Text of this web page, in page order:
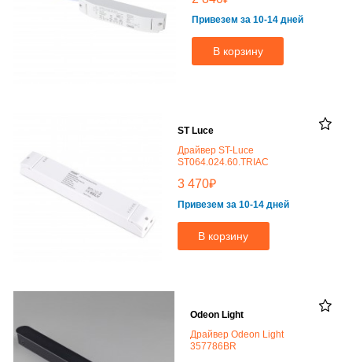
Привезем за 10-14 дней
В корзину
ST Luce
Драйвер ST-Luce
ST064.024.60.TRIAC
3 470₽
Привезем за 10-14 дней
В корзину
Odeon Light
Драйвер Odeon Light
357786BR